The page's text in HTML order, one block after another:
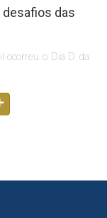
desafios das
ocorreu o Dia D da